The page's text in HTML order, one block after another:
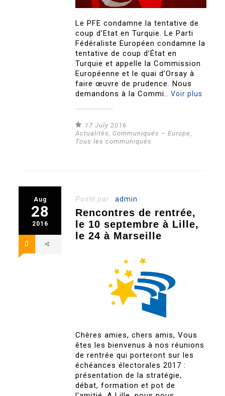
Le PFE condamne la tentative de
coup d’Etat en Turquie. Le Parti
Fédéraliste Européen condamne la
tentative de coup d’État en
Turquie et appelle la Commission
Européenne et le quai d’Orsay à
faire œuvre de prudence. Nous
demandons à la Commi..Voir plus
17 July 2016
Actualités, Communiqués – Europe,
Tous les communiqués
Aug
28
2016
0
Posté par :admin
Rencontres de rentrée,
le 10 septembre à Lille,
le 24 à Marseille
Chères amies, chers amis, Vous
êtes les bienvenus à nos réunions
de rentrée qui porteront sur les
échéances électorales 2017 :
présentation de la stratégie,
débat, formation et pot de